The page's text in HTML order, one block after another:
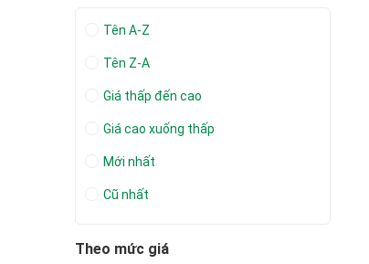
Tên A-Z
Tên Z-A
Giá thấp đến cao
Giá cao xuống thấp
Mới nhất
Cũ nhất
Theo mức giá